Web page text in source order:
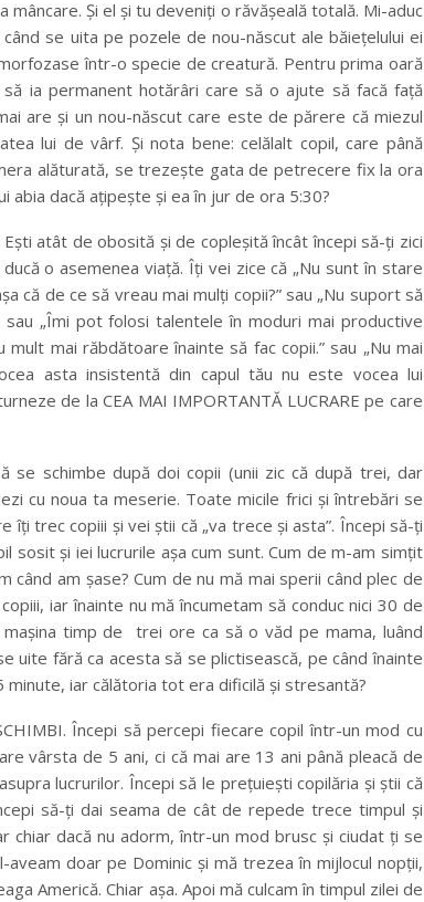
Şi el şi tu deveniţi o răvăşeală totală. Mi-aduc
se uita pe pozele de nou-născut ale băieţelului ei
într-o specie de creatură. Pentru prima oară
ia permanent hotărâri care să o ajute să facă faţă
are şi un nou-născut care este de părere că miezul
lui de vârf. Şi nota bene: celălalt copil, care până
alăturată, se trezeşte gata de petrecere fix la ora
abia dacă aţipeşte şi ea în jur de ora 5:30?
Eşti atât de obosită şi de copleşită încât începi să-ţi zici
o asemenea viaţă. Îţi vei zice că „Nu sunt în stare
că de ce să vreau mai mulţi copii?” sau „Nu suport să
„Îmi pot folosi talentele în moduri mai productive
mai răbdătoare înainte să fac copii.” sau „Nu mai
asta insistentă din capul tău nu este vocea lui
de la CEA MAI IMPORTANTĂ LUCRARE pe care
se schimbe după doi copii (unii zic că după trei, dar
cu noua ta meserie. Toate micile frici şi întrebări se
trec copiii şi vei ştii că „va trece şi asta”. Începi să-ţi
sosit şi iei lucrurile aşa cum sunt. Cum de m-am simţit
când am şase? Cum de nu mă mai sperii când plec de
iar înainte nu mă încumetam să conduc nici 30 de
maşina timp de trei ore ca să o văd pe mama, luând
uite fără ca acesta să se plictisească, pe când înainte
iar călătoria tot era dificilă şi stresantă?
Începi să percepi fiecare copil într-un mod cu
vârsta de 5 ani, ci că mai are 13 ani până pleacă de
lucrurilor. Începi să le preţuieşti copilăria şi ştii că
să-ţi dai seama de cât de repede trece timpul şi
chiar dacă nu adorm, într-un mod brusc şi ciudat ţi se
aveam doar pe Dominic şi mă trezea în mijlocul nopţii,
Americă. Chiar aşa. Apoi mă culcam în timpul zilei de